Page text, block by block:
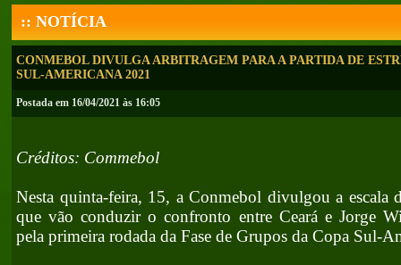
:: NOTÍCIA
CONMEBOL DIVULGA ARBITRAGEM PARA A PARTIDA DE
SUL-AMERICANA 2021
Postada em 16/04/2021 às 16:05
Créditos: Commebol
Nesta quinta-feira, 15, a Conmebol divulgou a escala
que vão conduzir o confronto entre Ceará e Jorge
pela primeira rodada da Fase de Grupos da Copa Sul-